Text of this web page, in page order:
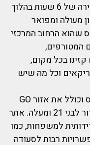
הדיל כולל טיסות ללאס וגאס עם עצירה של 6 שעות בהלוך
ומלון מעולה ומפואר
שהוא הרחוב המרכזי
המטורפים,
בכל מקום,
וכל מה שיש
ממוקם באמצע סטריפ של לאס וגאס וכולל את אזור GO
Pool המעוצב בסגנון קריבי ומציע בידור לבני 21 ומעלה. אתר
למשפחות, כמו
רבות לסעודה